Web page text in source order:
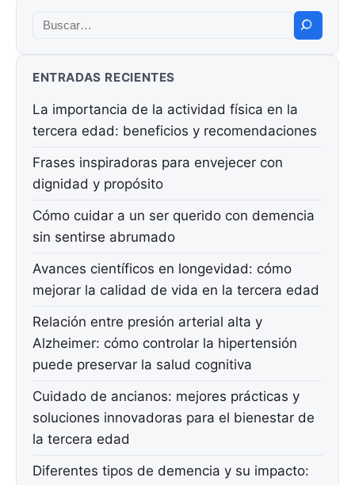
Buscar:
ENTRADAS RECIENTES
La importancia de la actividad física en la
tercera edad: beneficios y recomendaciones
Frases inspiradoras para envejecer con
dignidad y propósito
Cómo cuidar a un ser querido con demencia
sin sentirse abrumado
Avances científicos en longevidad: cómo
mejorar la calidad de vida en la tercera edad
Relación entre presión arterial alta y
Alzheimer: cómo controlar la hipertensión
puede preservar la salud cognitiva
Cuidado de ancianos: mejores prácticas y
soluciones innovadoras para el bienestar de
la tercera edad
Diferentes tipos de demencia y su impacto: